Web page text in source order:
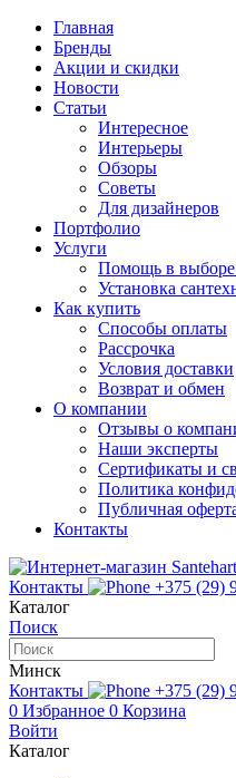
Главная
Бренды
Акции и скидки
Новости
Статьи
Интересное
Интерьеры
Обзоры
Советы
Для дизайнеров
Портфолио
Услуги
Помощь в выборе
Установка
Как купить
Способы оплаты
Рассрочка
Условия доставки
Возврат и обмен
О компании
Отзывы о
Наши эксперты
Сертификаты и
Политика
Публичная
Контакты
Контакты +375 (29)
Каталог
Поиск
Минск
Контакты
+375 (29)
0 Избранное 0 Корзина
Войти
Каталог